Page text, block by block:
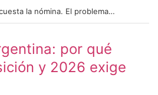
la nómina. El problema…
por qué
y 2026 exige